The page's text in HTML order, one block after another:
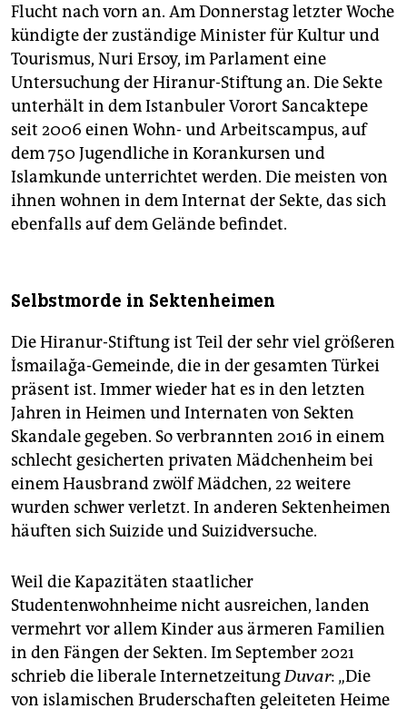
Flucht nach vorn an. Am Donnerstag letzter Woche
kündigte der zuständige Minister für Kultur und
Tourismus, Nuri Ersoy, im Parlament eine
Untersuchung der Hiranur-Stiftung an. Die Sekte
unterhält in dem Istanbuler Vorort Sancaktepe
seit 2006 einen Wohn- und Arbeitscampus, auf
dem 750 Jugendliche in Korankursen und
Islamkunde unterrichtet werden. Die meisten von
ihnen wohnen in dem Internat der Sekte, das sich
ebenfalls auf dem Gelände befindet.
Selbstmorde in Sektenheimen
Die Hiranur-Stiftung ist Teil der sehr viel größeren
İsmailağa-Gemeinde, die in der gesamten Türkei
präsent ist. Immer wieder hat es in den letzten
Jahren in Heimen und Internaten von Sekten
Skandale gegeben. So verbrannten 2016 in einem
schlecht gesicherten privaten Mädchenheim bei
einem Hausbrand zwölf Mädchen, 22 weitere
wurden schwer verletzt. In anderen Sektenheimen
häuften sich Suizide und Suizidversuche.
Weil die Kapazitäten staatlicher
Studentenwohnheime nicht ausreichen, landen
vermehrt vor allem Kinder aus ärmeren Familien
in den Fängen der Sekten. Im September 2021
schrieb die liberale InternetzeitungDuvar: „Die
von islamischen Bruderschaften geleiteten Heime